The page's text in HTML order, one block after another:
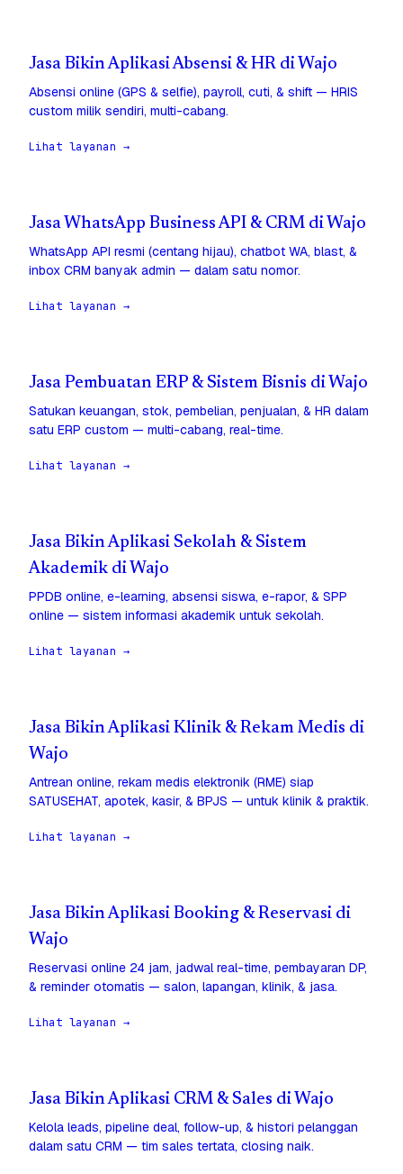
Jasa Bikin Aplikasi Absensi & HR di Wajo
Absensi online (GPS & selfie), payroll, cuti, & shift — HRIS
custom milik sendiri, multi-cabang.
Lihat layanan →
Jasa WhatsApp Business API & CRM di Wajo
WhatsApp API resmi (centang hijau), chatbot WA, blast, &
inbox CRM banyak admin — dalam satu nomor.
Lihat layanan →
Jasa Pembuatan ERP & Sistem Bisnis di Wajo
Satukan keuangan, stok, pembelian, penjualan, & HR dalam
satu ERP custom — multi-cabang, real-time.
Lihat layanan →
Jasa Bikin Aplikasi Sekolah & Sistem
Akademik di Wajo
PPDB online, e-learning, absensi siswa, e-rapor, & SPP
online — sistem informasi akademik untuk sekolah.
Lihat layanan →
Jasa Bikin Aplikasi Klinik & Rekam Medis di
Wajo
Antrean online, rekam medis elektronik (RME) siap
SATUSEHAT, apotek, kasir, & BPJS — untuk klinik & praktik.
Lihat layanan →
Jasa Bikin Aplikasi Booking & Reservasi di
Wajo
Reservasi online 24 jam, jadwal real-time, pembayaran DP,
& reminder otomatis — salon, lapangan, klinik, & jasa.
Lihat layanan →
Jasa Bikin Aplikasi CRM & Sales di Wajo
Kelola leads, pipeline deal, follow-up, & histori pelanggan
dalam satu CRM — tim sales tertata, closing naik.